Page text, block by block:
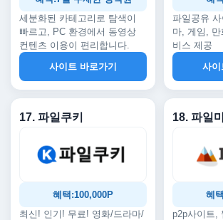
세분화된 카테고리로 탐색이
빠르고, PC 환경에서 동영상
컨텐츠 이용이 편리합니다.
사이트 바로가기
파일공유
마, 게임, 만
비스 제공
사이
17. 파일쿠키
혜택:100,000P
최신! 인기! 무료! 영화/드라마/
18. 파일
혜
p2p사이트,